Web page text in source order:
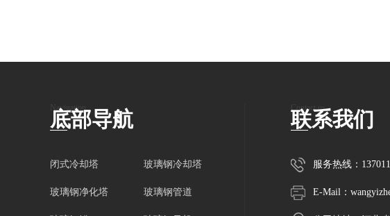
Navigation
底部导航
闭式冷却塔 玻璃钢冷却塔
玻璃钢净化塔 玻璃钢管道
Contact us
联系我们
服务热线：
E-Mail：